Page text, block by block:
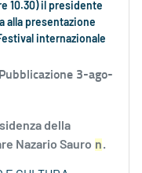
10.30) il presidente
alla presentazione
internazionale
3-ago-
della
Nazario Sauro n.